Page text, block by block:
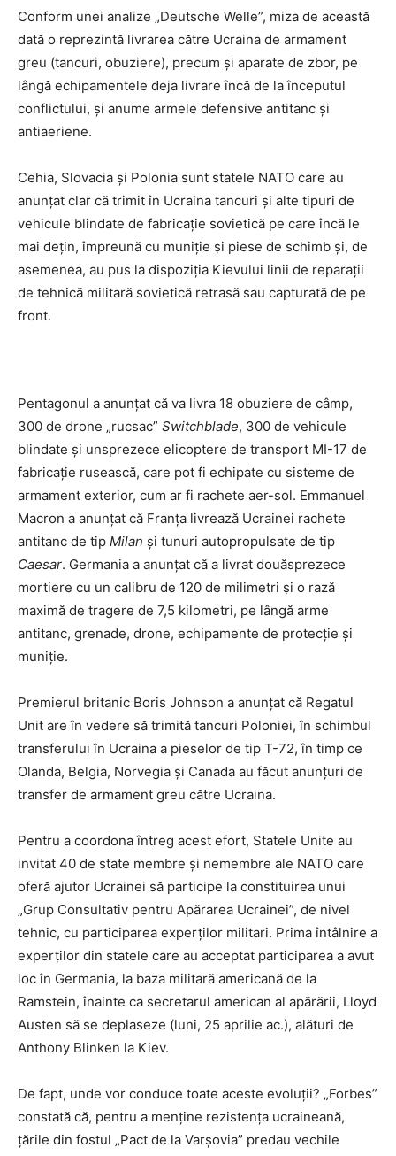
Conform unei analize „Deutsche Welle”, miza de această
dată o reprezintă livrarea către Ucraina de armament
greu (tancuri, obuziere), precum și aparate de zbor, pe
lângă echipamentele deja livrare încă de la începutul
conflictului, și anume armele defensive antitanc și
antiaeriene.
Cehia, Slovacia și Polonia sunt statele NATO care au
anunțat clar că trimit în Ucraina tancuri și alte tipuri de
vehicule blindate de fabricație sovietică pe care încă le
mai dețin, împreună cu muniție și piese de schimb și, de
asemenea, au pus la dispoziția Kievului linii de reparații
de tehnică militară sovietică retrasă sau capturată de pe
front.
Pentagonul a anunțat că va livra 18 obuziere de câmp,
300 de drone „rucsac” Switchblade, 300 de vehicule
blindate și unsprezece elicoptere de transport MI-17 de
fabricație rusească, care pot fi echipate cu sisteme de
armament exterior, cum ar fi rachete aer-sol. Emmanuel
Macron a anunțat că Franța livrează Ucrainei rachete
antitanc de tip Milan și tunuri autopropulsate de tip
Caesar. Germania a anunțat că a livrat douăsprezece
mortiere cu un calibru de 120 de milimetri și o rază
maximă de tragere de 7,5 kilometri, pe lângă arme
antitanc, grenade, drone, echipamente de protecție și
muniție.
Premierul britanic Boris Johnson a anunțat că Regatul
Unit are în vedere să trimită tancuri Poloniei, în schimbul
transferului în Ucraina a pieselor de tip T-72, în timp ce
Olanda, Belgia, Norvegia și Canada au făcut anunțuri de
transfer de armament greu către Ucraina.
Pentru a coordona întreg acest efort, Statele Unite au
invitat 40 de state membre și nemembre ale NATO care
oferă ajutor Ucrainei să participe la constituirea unui
„Grup Consultativ pentru Apărarea Ucrainei”, de nivel
tehnic, cu participarea experților militari. Prima întâlnire a
experților din statele care au acceptat participarea a avut
loc în Germania, la baza militară americană de la
Ramstein, înainte ca secretarul american al apărării, Lloyd
Austen să se deplaseze (luni, 25 aprilie ac.), alături de
Anthony Blinken la Kiev.
De fapt, unde vor conduce toate aceste evoluții? „Forbes”
constată că, pentru a menține rezistența ucraineană,
țările din fostul „Pact de la Varșovia” predau vechile